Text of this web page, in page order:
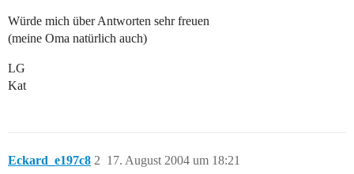
Würde mich über Antworten sehr freuen
(meine Oma natürlich auch)
LG
Kat
Eckard_e197c8 17. August 2004 um 18:21
2